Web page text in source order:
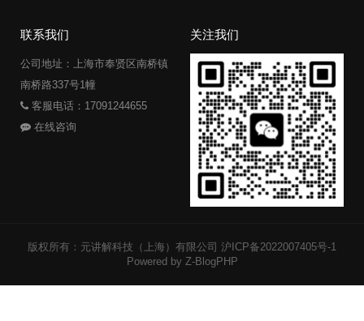
联系我们
公司地址：上海市奉贤区南桥镇
南桥路337号1幢
客服电话：17091244655
在线咨询
关注我们
版权所有：元讲解科技（上海）有限公司 沪ICP备2022007405号-1
Powered by Z-BlogPHP